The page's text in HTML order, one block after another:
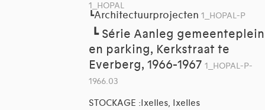
1_HOPAL
┗Architectuurprojecten 1_HOPAL-P
┗ Série Aanleg gemeenteplein
en parking, Kerkstraat te
Everberg, 1966-1967 1_HOPAL-P-
1966.03
STOCKAGE :Ixelles, Ixelles